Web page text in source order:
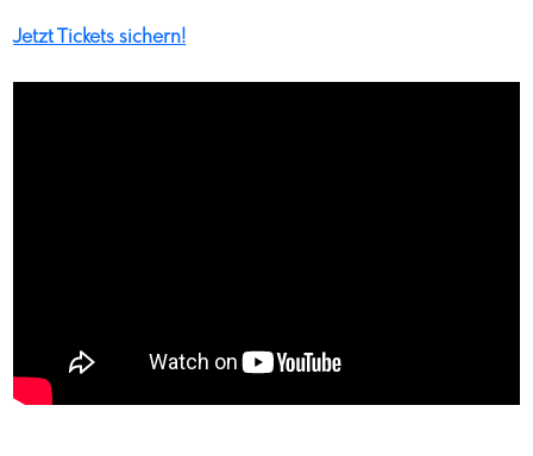
Jetzt Tickets sichern!